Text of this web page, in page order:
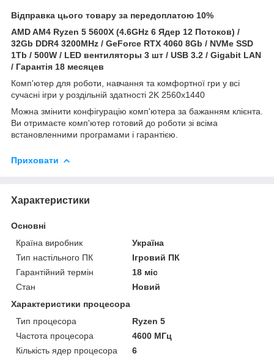
Відправка цього товару за передоплатою 10%
AMD AM4 Ryzen 5 5600X (4.6GHz 6 Ядер 12 Потоков) /
32Gb DDR4 3200MHz / GeForce RTX 4060 8Gb / NVMe SSD
1Tb / 500W / LED вентиляторы 3 шт / USB 3.2 / Gigabit LAN
/ Гарантія 18 месяцев
Комп'ютер для роботи, навчання та комфортної гри у всі
сучасні ігри у роздільній здатності 2K 2560x1440
Можна змінити конфігурацію комп'ютера за бажанням клієнта.
Ви отримаєте комп'ютер готовий до роботи зі всіма
встановленними програмами і гарантією.
Приховати
Характеристики
Основні
Країна виробник
Україна
Тип настільного ПК
Ігровий ПК
Гарантійний термін
18 міс
Стан
Новий
Характеристики процесора
Тип процесора
Ryzen 5
Частота процесора
4600 МГц
Кількість ядер процесора
6